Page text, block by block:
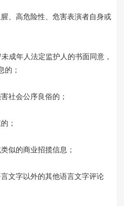
、高危险性、危害表演者自身或
成年人法定监护人的书面同意，
的；
社会公序良俗的；
；
似的商业招揽信息；
文字以外的其他语言文字评论